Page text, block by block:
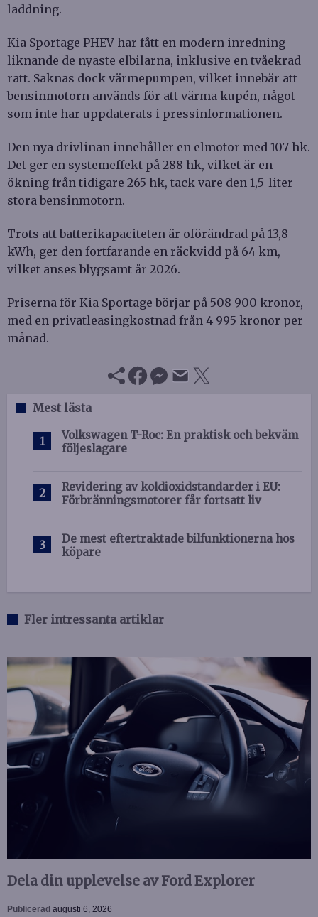
laddning.
Kia Sportage PHEV har fått en modern inredning
liknande de nyaste elbilarna, inklusive en tvåekrad
ratt. Saknas dock värmepumpen, vilket innebär att
bensinmotorn används för att värma kupén, något
som inte har uppdaterats i pressinformationen.
Den nya drivlinan innehåller en elmotor med 107 hk.
Det ger en systemeffekt på 288 hk, vilket är en
ökning från tidigare 265 hk, tack vare den 1,5-liter
stora bensinmotorn.
Trots att batterikapaciteten är oförändrad på 13,8
kWh, ger den fortfarande en räckvidd på 64 km,
vilket anses blygsamt år 2026.
Priserna för Kia Sportage börjar på 508 900 kronor,
med en privatleasingkostnad från 4 995 kronor per
månad.
Mest lästa
Volkswagen T-Roc: En praktisk och bekväm
följeslagare
Revidering av koldioxidstandarder i EU:
Förbränningsmotorer får fortsatt liv
De mest eftertraktade bilfunktionerna hos
köpare
Fler intressanta artiklar
Dela din upplevelse av Ford Explorer
Publicerad augusti 6, 2026